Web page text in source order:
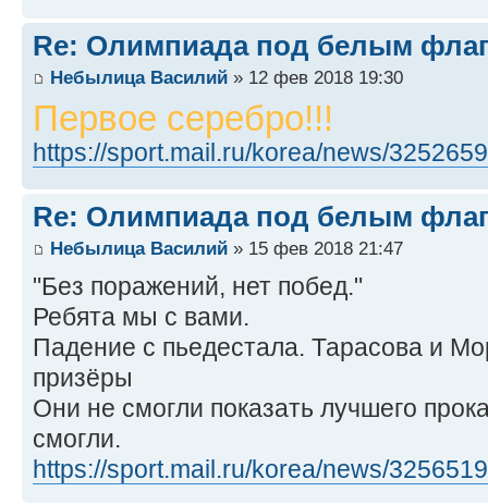
Re: Олимпиада под белым
Небылица Василий » 12 фев 2018 19:30
Первое серебро!!!
https://sport.mail.ru/korea/news/
Re: Олимпиада под белым
Небылица Василий » 15 фев 2018 21:47
"Без поражений, нет побед."
Ребята мы с вами.
Падение с пьедестала. Тарасова и
призёры
Они не смогли показать лучшего
смогли.
https://sport.mail.ru/korea/news/